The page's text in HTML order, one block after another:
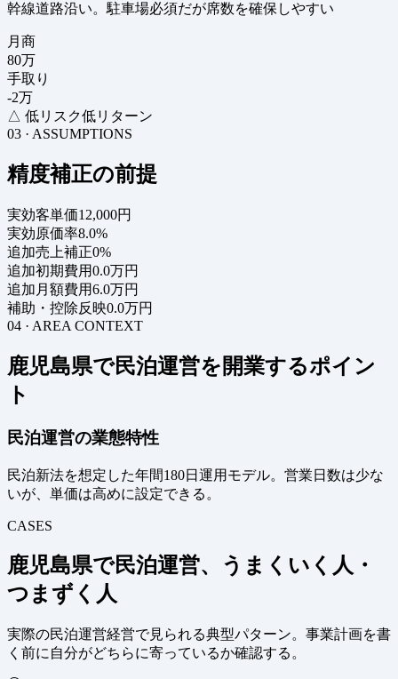
幹線道路沿い。駐車場必須だが席数を確保しやすい
月商
80万
手取り
-2万
△ 低リスク低リターン
03 · ASSUMPTIONS
精度補正の前提
実効客単価12,000円
実効原価率8.0%
追加売上補正0%
追加初期費用0.0万円
追加月額費用6.0万円
補助・控除反映0.0万円
04 · AREA CONTEXT
鹿児島県で民泊運営を開業するポイン
ト
民泊運営の業態特性
民泊新法を想定した年間180日運用モデル。営業日数は少な
いが、単価は高めに設定できる。
CASES
鹿児島県で民泊運営、うまくいく人・
つまずく人
実際の民泊運営経営で見られる典型パターン。事業計画を書
く前に自分がどちらに寄っているか確認する。